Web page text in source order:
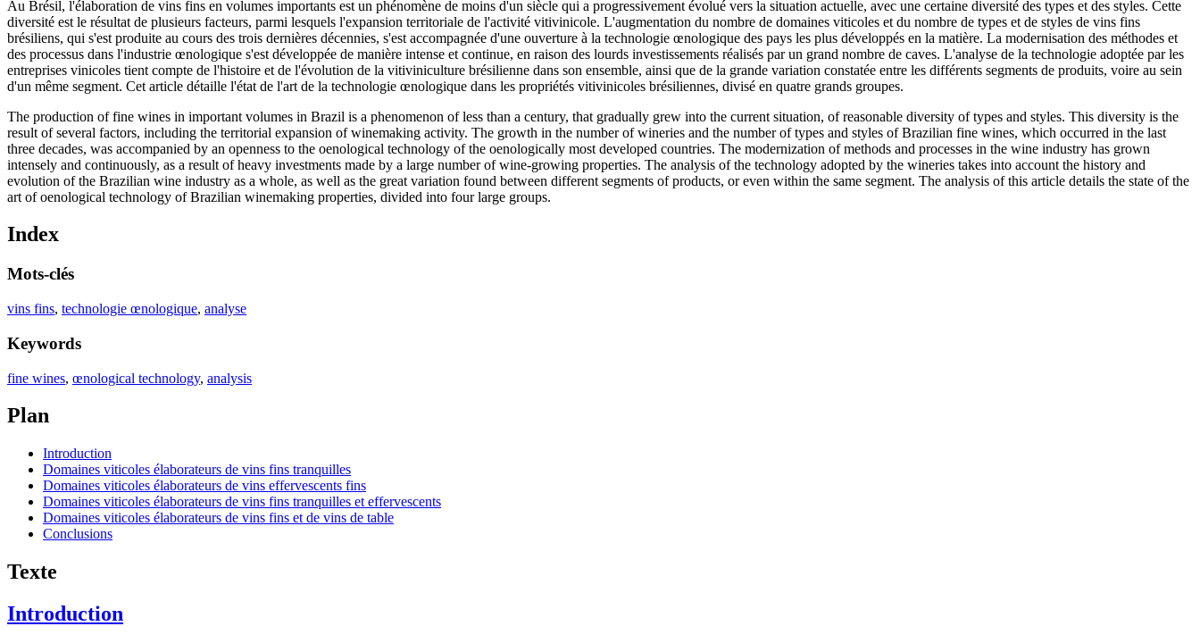
Au Brésil, l'élaboration de vins fins en volumes importants est un phénomène de moins d'un siècle qui a progressivement évolué vers la situation actuelle, avec une certaine diversité des types et des styles. Cette
diversité est le résultat de plusieurs facteurs, parmi lesquels l'expansion territoriale de l'activité vitivinicole. L'augmentation du nombre de domaines viticoles et du nombre de types et de styles de vins fins
brésiliens, qui s'est produite au cours des trois dernières décennies, s'est accompagnée d'une ouverture à la technologie œnologique des pays les plus développés en la matière. La modernisation des méthodes et
des processus dans l'industrie œnologique s'est développée de manière intense et continue, en raison des lourds investissements réalisés par un grand nombre de caves. L'analyse de la technologie adoptée par les
entreprises vinicoles tient compte de l'histoire et de l'évolution de la vitiviniculture brésilienne dans son ensemble, ainsi que de la grande variation constatée entre les différents segments de produits, voire au sein
d'un même segment. Cet article détaille l'état de l'art de la technologie œnologique dans les propriétés vitivinicoles brésiliennes, divisé en quatre grands groupes.
The production of fine wines in important volumes in Brazil is a phenomenon of less than a century, that gradually grew into the current situation, of reasonable diversity of types and styles. This diversity is the
result of several factors, including the territorial expansion of winemaking activity. The growth in the number of wineries and the number of types and styles of Brazilian fine wines, which occurred in the last
three decades, was accompanied by an openness to the oenological technology of the oenologically most developed countries. The modernization of methods and processes in the wine industry has grown
intensely and continuously, as a result of heavy investments made by a large number of wine-growing properties. The analysis of the technology adopted by the wineries takes into account the history and
evolution of the Brazilian wine industry as a whole, as well as the great variation found between different segments of products, or even within the same segment. The analysis of this article details the state of the
art of oenological technology of Brazilian winemaking properties, divided into four large groups.
Index
Mots-clés
vins fins, technologie œnologique, analyse
Keywords
fine wines, œnological technology, analysis
Plan
Introduction
Domaines viticoles élaborateurs de vins fins tranquilles
Domaines viticoles élaborateurs de vins effervescents fins
Domaines viticoles élaborateurs de vins fins tranquilles et effervescents
Domaines viticoles élaborateurs de vins fins et de vins de table
Conclusions
Texte
Introduction